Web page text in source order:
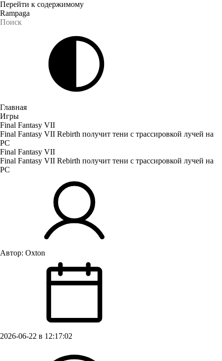
Перейти к содержимому
Rampaga
Главная
Игры
Final Fantasy VII
Final Fantasy VII Rebirth получит тени с трассировкой лучей на
PC
Final Fantasy VII
Final Fantasy VII Rebirth получит тени с трассировкой лучей на
PC
Автор: Oxton
2026-06-22 в 12:17:02